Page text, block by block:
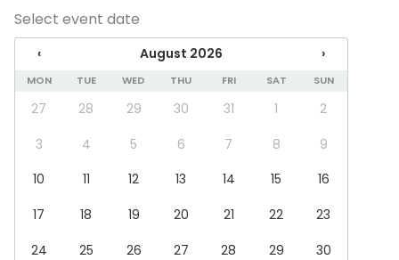
Party
Wedding
Spa / Wellness / Sauna
Meeting
Conference / Seminar
Performance / Show
Cabin trip / Retreat
Experience / Activity
Select event date
‹ August 2026 ›
MON TUE WED THU FRI SAT SUN
27 28 29 30 31 1
2
3
4 5 6 7 8
9
10
11 12 13 14 15
16
17
18 19 20 21 22
23
24
25 26 27 28 29
30